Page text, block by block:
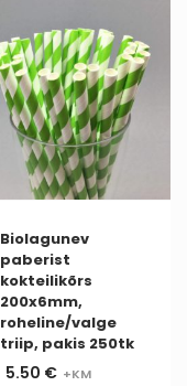
Biolagunev
paberist
kokteilikõrs
200x6mm,
roheline/valge
triip, pakis 250tk
5.50 €